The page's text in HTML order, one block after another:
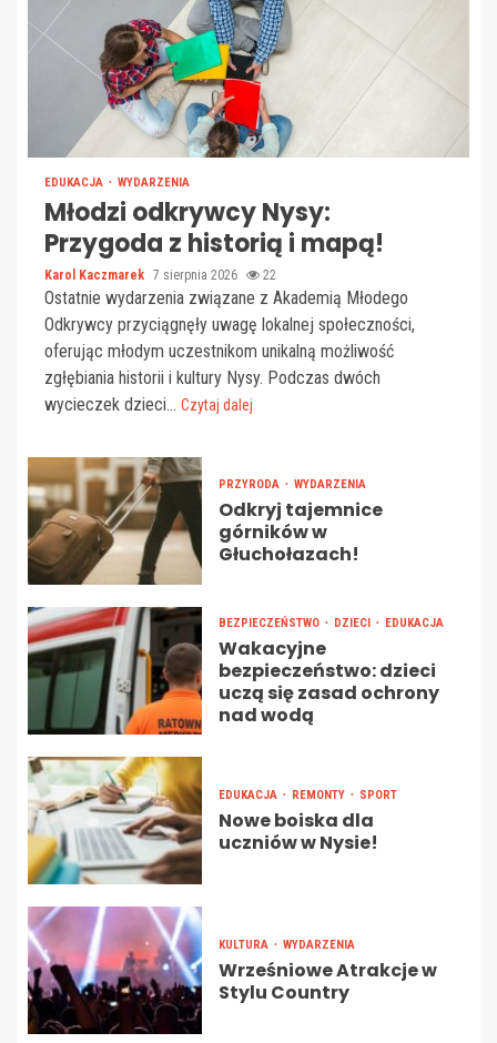
EDUKACJA WYDARZENIA
Młodzi odkrywcy Nysy:
Przygoda z historią i mapą!
Karol Kaczmarek 7 sierpnia 2026 22
Ostatnie wydarzenia związane z Akademią Młodego
Odkrywcy przyciągnęły uwagę lokalnej społeczności,
oferując młodym uczestnikom unikalną możliwość
zgłębiania historii i kultury Nysy. Podczas dwóch
wycieczek dzieci... Czytaj dalej
PRZYRODA WYDARZENIA
Odkryj tajemnice
górników w
Głuchołazach!
BEZPIECZEŃSTWO DZIECI EDUKACJA
Wakacyjne
bezpieczeństwo: dzieci
uczą się zasad ochrony
nad wodą
EDUKACJA REMONTY SPORT
Nowe boiska dla
uczniów w Nysie!
KULTURA WYDARZENIA
Wrześniowe Atrakcje w
Stylu Country